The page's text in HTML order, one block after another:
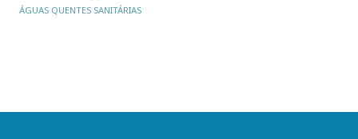
ÁGUAS QUENTES SANITÁRIAS